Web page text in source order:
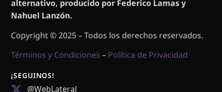
alternativo, producido por Federico Lamas y
Nahuel Lanzón.
Copyright © 2025 – Todos los derechos reservados.
Términos y Condiciones – Política de Privacidad
¡SEGUINOS!
@WebLateral